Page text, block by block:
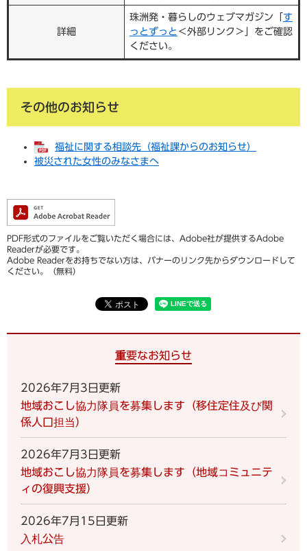
重要なお知らせ
2026年7月3日更新
地域おこし協力隊員を募集します（移住定住及び関
係人口担当）
2026年7月3日更新
地域おこし協力隊員を募集します（地域コミュニテ
ィの復興支援）
2026年7月15日更新
入札公告
詳細
珠洲発・暮らしのウェブマガジン「 す
っとずっと ＜外部リンク＞
」をご確認
ください。
その他のお知らせ
福祉に関する相談先（福祉課からのお知らせ）
被災された女性のみなさまへ
PDF形式のファイルをご覧いただく場合には、Adobe社が提供するAdobe
Readerが必要です。
Adobe Readerをお持ちでない方は、バナーのリンク先からダウンロードして
ください。（無料）